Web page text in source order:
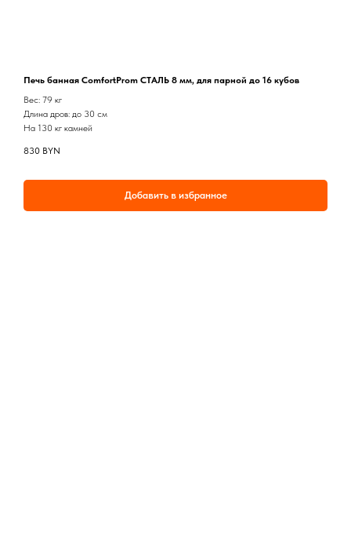
Печь банная ComfortProm СТАЛЬ 8 мм, для парной до 16 кубов
Вес: 79 кг
Длина дров: до 30 см
На 130 кг камней
830 BYN
Добавить в избранное